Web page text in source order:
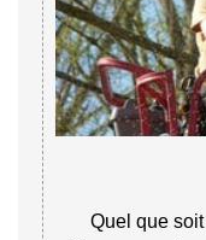
Quel que